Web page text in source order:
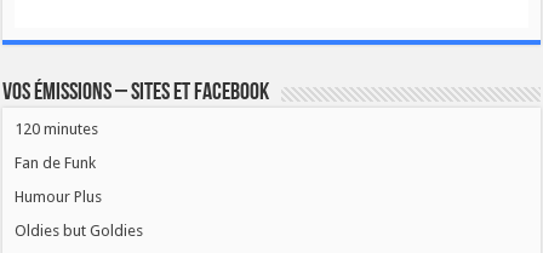
Vos émissions – Sites et Facebook
120 minutes
Fan de Funk
Humour Plus
Oldies but Goldies